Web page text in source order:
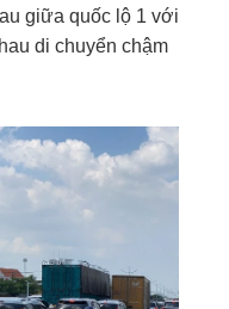
giữa quốc lộ 1 với
di chuyển chậm